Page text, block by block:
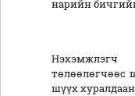
нарийн
төлөөлөгчөөс
шүүх